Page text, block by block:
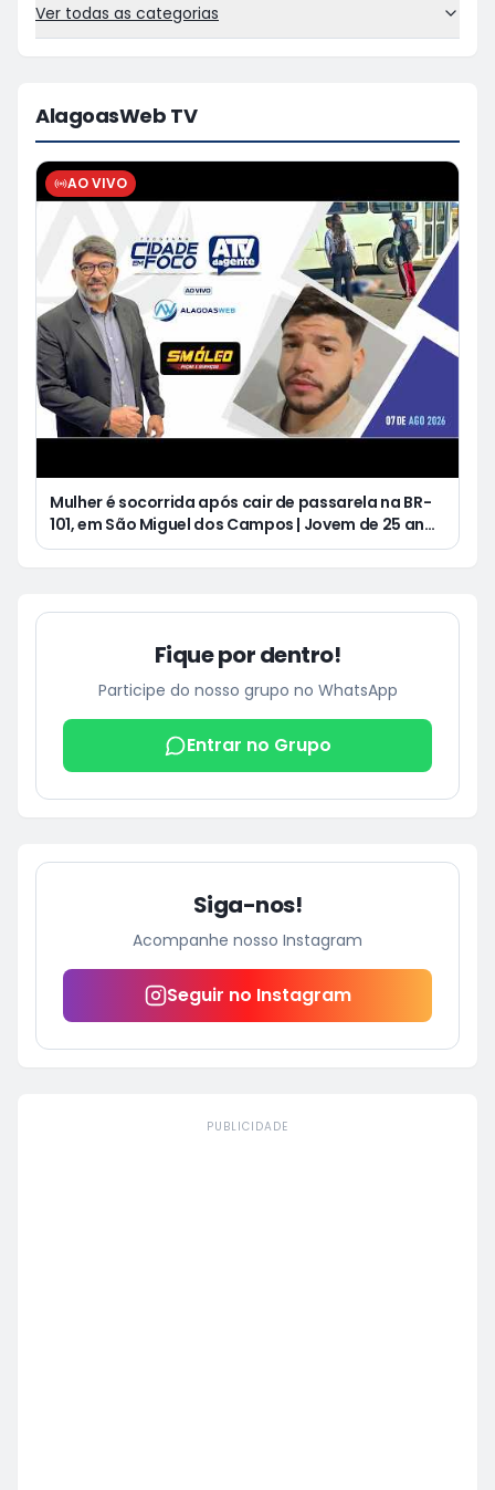
Ver todas as categorias
AlagoasWeb TV
AO VIVO
Mulher é socorrida após cair de passarela na BR-
101, em São Miguel dos Campos | Jovem de 25 anos
morre após acidente de moto no Distrito
Fique por dentro!
Participe do nosso grupo no WhatsApp
Entrar no Grupo
Siga-nos!
Acompanhe nosso Instagram
Seguir no Instagram
PUBLICIDADE